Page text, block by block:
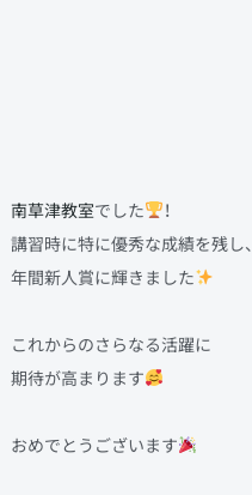
南草津教室でした
！
講習時に特に優秀な成績を残し、
年間新人賞に輝きました
これからのさらなる活躍に
期待が高まります
おめでとうございます